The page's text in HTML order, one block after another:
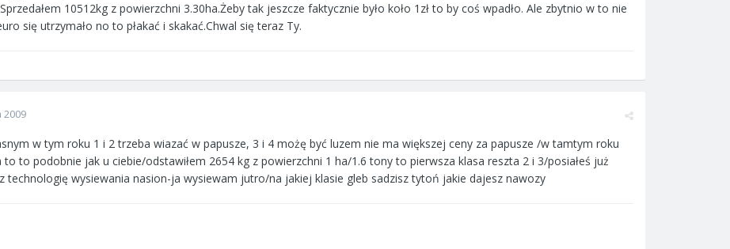
10512kg z powierzchni 3.30ha.Żeby tak jeszcze faktycznie było koło 1zł to by coś wpadło. Ale zbytnio w to nie
się utrzymało no to płakać i skakać.Chwal się teraz Ty.
2009
w tym roku 1 i 2 trzeba wiazać w papusze, 3 i 4 możę być luzem nie ma większej ceny za papusze /w tamtym roku
to to podobnie jak u ciebie/odstawiłem 2654 kg z powierzchni 1 ha/1.6 tony to pierwsza klasa reszta 2 i 3/posiałeś już
technologię wysiewania nasion-ja wysiewam jutro/na jakiej klasie gleb sadzisz tytoń jakie dajesz nawozy